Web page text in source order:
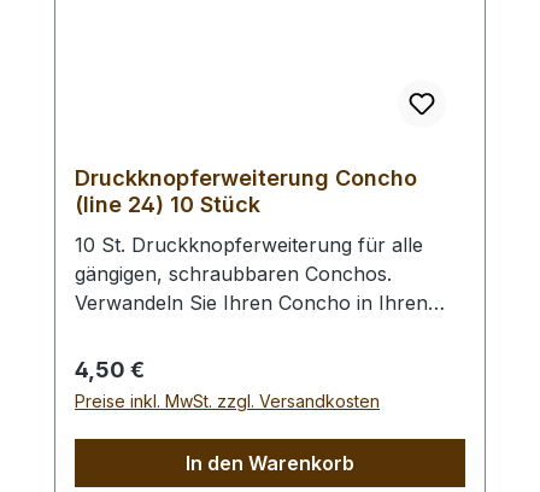
Druckknopferweiterung Concho
(line 24) 10 Stück
10 St. Druckknopferweiterung für alle
gängigen, schraubbaren Conchos.
Verwandeln Sie Ihren Concho in Ihren
Vernietens des Druckknopfoberteils wird
dieser in den Concho geschraubt. Des
Weiteren benötigen Sie ein Druckknopf -
Druckknopf - Einsetzwerkzeug (gross)
Regulärer Preis:
4,50 €
Preise inkl. MwSt. zzgl. Versandkosten
In den Warenkorb